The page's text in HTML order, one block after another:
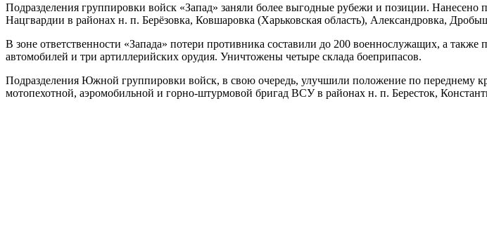
Подразделения группировки войск «Запад» заняли более выгодные рубежи и позиции.
Нацгвардии в районах н. п. Берёзовка, Ковшаровка (Харьковская область), Александровка,
В зоне ответственности «Запада» потери противника составили до 200 военнослужащих, а
автомобилей и три артиллерийских орудия. Уничтожены четыре склада боеприпасов.
Подразделения Южной группировки войск, в свою очередь, улучшили положение по
мотопехотной, аэромобильной и горно-штурмовой бригад ВСУ в районах н. п. Бересток,